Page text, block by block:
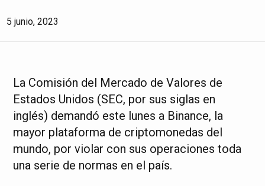
5 junio, 2023
La Comisión del Mercado de Valores de
Estados Unidos (SEC, por sus siglas en
inglés) demandó este lunes a Binance, la
mayor plataforma de criptomonedas del
mundo, por violar con sus operaciones toda
una serie de normas en el país.